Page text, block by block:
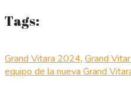
Tags:
Grand Vitara 2024, Grand
equipo de la nueva Grand